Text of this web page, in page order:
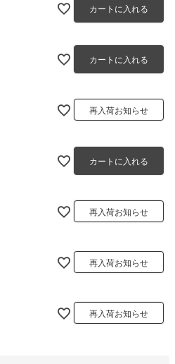
カートに入れる
カートに入れる
再入荷お知らせ
カートに入れる
再入荷お知らせ
再入荷お知らせ
再入荷お知らせ